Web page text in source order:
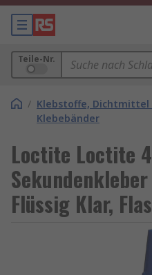
Teile-Nr.
/ Klebstoffe, Dichtmittel
Klebebänder
Loctite Loctite
Flüssig Klar,